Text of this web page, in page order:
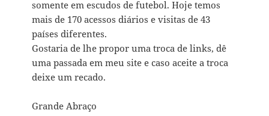
somente em escudos de futebol. Hoje temos
mais de 170 acessos diários e visitas de 43
países diferentes.
Gostaria de lhe propor uma troca de links, dê
uma passada em meu site e caso aceite a troca
deixe um recado.
Grande Abraço